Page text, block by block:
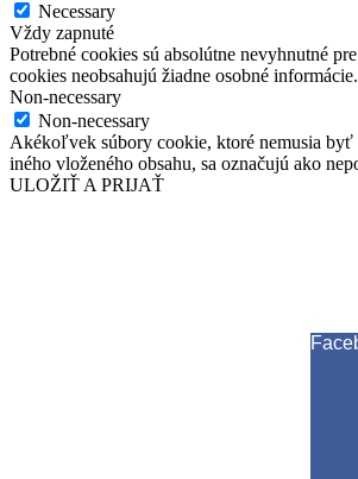
Necessary
Vždy zapnuté
Potrebné cookies sú absolútne nevyhnutné
cookies neobsahujú žiadne osobné informácie.
Non-necessary
Non-necessary
Akékoľvek súbory cookie, ktoré nemusia byť
iného vloženého obsahu, sa označujú ako
ULOŽIŤ A PRIJAŤ